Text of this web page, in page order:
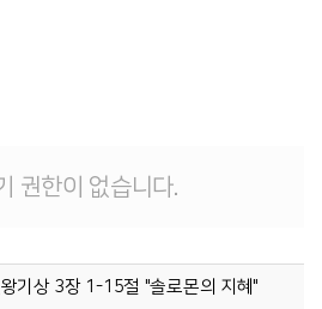
권한이 없습니다.
기상 3장 1-15절 "솔로몬의 지혜"